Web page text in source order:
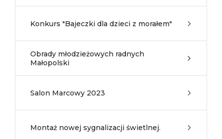
Konkurs "Bajeczki dla dzieci z morałem"
Obrady młodzieżowych radnych
Małopolski
Salon Marcowy 2023
Montaż nowej sygnalizacji świetlnej.